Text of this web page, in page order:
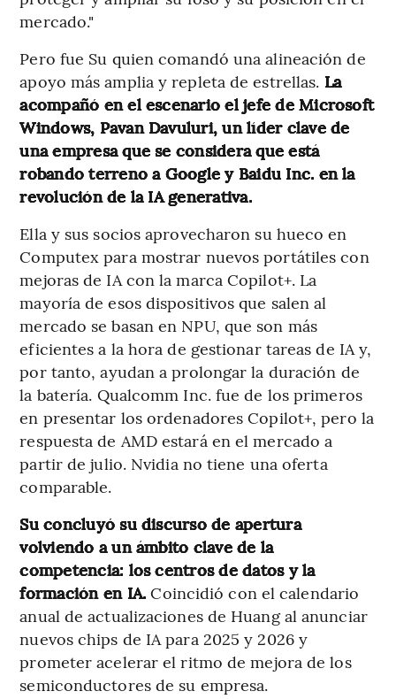
mercado."
Pero fue Su quien comandó una alineación de
apoyo más amplia y repleta de estrellas. La
acompañó en el escenario el jefe de Microsoft
Windows, Pavan Davuluri, un líder clave de
una empresa que se considera que está
robando terreno a Google y Baidu Inc. en la
revolución de la IA generativa.
Ella y sus socios aprovecharon su hueco en
Computex para mostrar nuevos portátiles con
mejoras de IA con la marca Copilot+. La
mayoría de esos dispositivos que salen al
mercado se basan en NPU, que son más
eficientes a la hora de gestionar tareas de IA y,
por tanto, ayudan a prolongar la duración de
la batería. Qualcomm Inc. fue de los primeros
en presentar los ordenadores Copilot+, pero la
respuesta de AMD estará en el mercado a
partir de julio. Nvidia no tiene una oferta
comparable.
Su concluyó su discurso de apertura
volviendo a un ámbito clave de la
competencia: los centros de datos y la
formación en IA.Coincidió con el calendario
anual de actualizaciones de Huang al anunciar
nuevos chips de IA para 2025 y 2026 y
prometer acelerar el ritmo de mejora de los
semiconductores de su empresa.